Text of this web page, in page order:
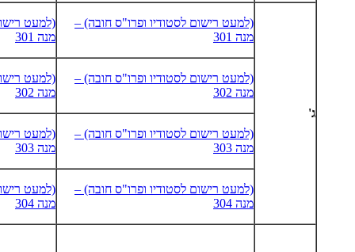
ג'
(למעט רישום לסטודיו ופרו"ס חובה) –
מנה 301
(למעט
מנה 301
(למעט רישום לסטודיו ופרו"ס חובה) –
מנה 302
(למעט
מנה 302
(למעט רישום לסטודיו ופרו"ס חובה) –
מנה 303
(למעט
מנה 303
(למעט רישום לסטודיו ופרו"ס חובה) –
מנה 304
(למעט
מנה 304